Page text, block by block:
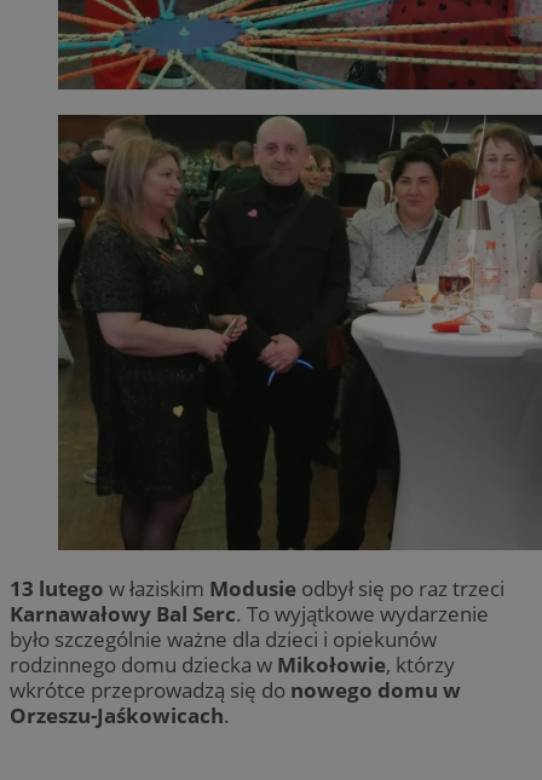
13 lutego w łaziskim Modusie odbył się po raz trzeci
Karnawałowy Bal Serc. To wyjątkowe wydarzenie
było szczególnie ważne dla dzieci i opiekunów
rodzinnego domu dziecka w Mikołowie, którzy
wkrótce przeprowadzą się do nowego domu w
Orzeszu-Jaśkowicach.